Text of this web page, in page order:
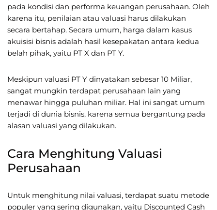
pada kondisi dan performa keuangan perusahaan. Oleh
karena itu, penilaian atau valuasi harus dilakukan
secara bertahap. Secara umum, harga dalam kasus
akuisisi bisnis adalah hasil kesepakatan antara kedua
belah pihak, yaitu PT X dan PT Y.
Meskipun valuasi PT Y dinyatakan sebesar 10 Miliar,
sangat mungkin terdapat perusahaan lain yang
menawar hingga puluhan miliar. Hal ini sangat umum
terjadi di dunia bisnis, karena semua bergantung pada
alasan valuasi yang dilakukan.
Cara Menghitung Valuasi
Perusahaan
Untuk menghitung nilai valuasi, terdapat suatu metode
populer yang sering digunakan, yaitu Discounted Cash